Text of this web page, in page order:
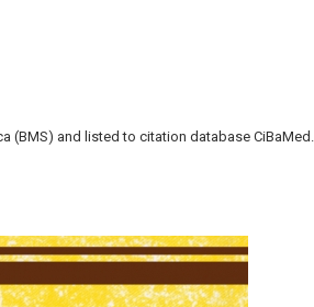
(BMS) and listed to citation database